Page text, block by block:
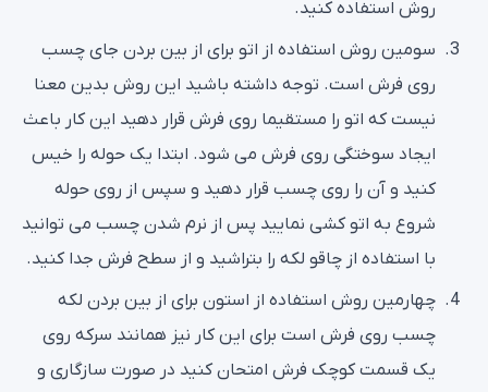
روش استفاده کنید.
سومین روش استفاده از اتو برای از بین بردن جای چسب
روی فرش است. توجه داشته باشید این روش بدین معنا
نیست که اتو را مستقیما روی فرش قرار دهید این کار باعث
ایجاد سوختگی روی فرش می شود. ابتدا یک حوله را خیس
کنید و آن را روی چسب قرار دهید و سپس از روی حوله
شروع به اتو کشی نمایید پس از نرم شدن چسب می توانید
با استفاده از چاقو لکه را بتراشید و از سطح فرش جدا کنید.
چهارمین روش استفاده از استون برای از بین بردن لکه
چسب روی فرش است برای این کار نیز همانند سرکه روی
یک قسمت کوچک فرش امتحان کنید در صورت سازگاری و